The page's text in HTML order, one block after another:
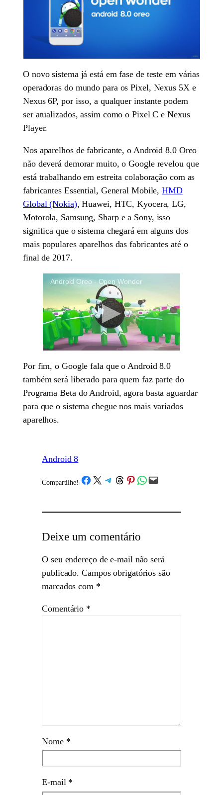
O novo sistema já está em fase de teste em várias
operadoras do mundo para os Pixel, Nexus 5X e
Nexus 6P, por isso, a qualquer instante podem
ser atualizados, assim como o Pixel C e Nexus
Player.
Nos aparelhos de fabricante, o Android 8.0 Oreo
não deverá demorar muito, o Google revelou que
está trabalhando em estreita colaboração com as
fabricantes Essential, General Mobile,HMD
Global (Nokia), Huawei, HTC, Kyocera, LG,
Motorola, Samsung, Sharp e a Sony, isso
significa que o sistema chegará em alguns dos
mais populares aparelhos das fabricantes até o
final de 2017.
Android Oreo - Open Wonder
Por fim, o Google fala que o Android 8.0
também será liberado para quem faz parte do
Programa Beta do Android, agora basta aguardar
para que o sistema chegue nos mais variados
aparelhos.
Android 8
Compartilhe!/Share on Facebook
Share on X Share on Telegram
Share on Threads
Share on Pinterest
Share on WhatsApp
Email this Page
Deixe um comentário
O seu endereço de e-mail não será
publicado. Campos obrigatórios são
marcados com *
Comentário *
Nome *
E-mail *